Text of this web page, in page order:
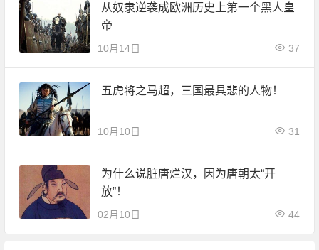
从奴隶逆袭成欧洲历史上第一个黑人皇
帝
10月14日 37
五虎将之马超，三国最具悲的人物！
10月10日 31
为什么说脏唐烂汉，因为唐朝太“开
放”！
02月10日 44